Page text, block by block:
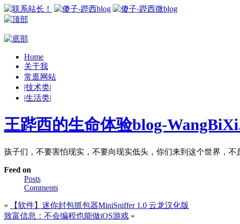
Home
关于我
常逛网站
|技术类|
|生活类|
王跸西的生命体验blog-
孩子们，不要害怕现实，不要向现实低头，你们来到这个世界，
Feed on
Posts
Comments
«
【软件】迷你封包抓包器MiniSniffer 1.0 云龙汉化版
致富信息：不会编程也能做iOS游戏 »